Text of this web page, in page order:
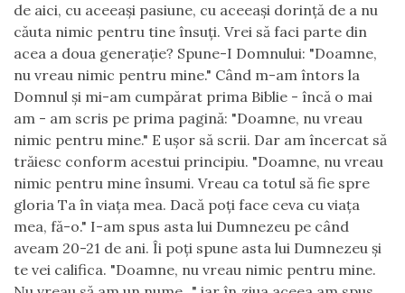
de aici, cu aceeaşi pasiune, cu aceeaşi dorinţă de a nu
căuta nimic pentru tine însuţi. Vrei să faci parte din
acea a doua generaţie? Spune-I Domnului: "Doamne,
nu vreau nimic pentru mine." Când m-am întors la
Domnul şi mi-am cumpărat prima Biblie - încă o mai
am - am scris pe prima pagină: "Doamne, nu vreau
nimic pentru mine." E uşor să scrii. Dar am încercat să
trăiesc conform acestui principiu. "Doamne, nu vreau
nimic pentru mine însumi. Vreau ca totul să fie spre
gloria Ta în viaţa mea. Dacă poţi face ceva cu viaţa
mea, fă-o." I-am spus asta lui Dumnezeu pe când
aveam 20-21 de ani. Îi poţi spune asta lui Dumnezeu şi
te vei califica. "Doamne, nu vreau nimic pentru mine.